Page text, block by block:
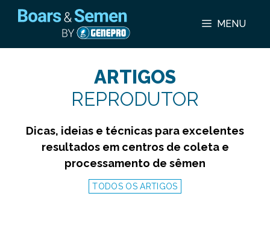
Pular
para
MENU
ARTIGOS
REPRODUTOR
Dicas, ideias e técnicas para excelentes
resultados em centros de coleta e
processamento de sêmen
TODOS OS ARTIGOS